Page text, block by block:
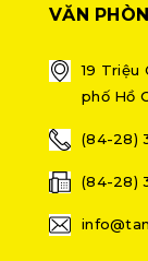
VĂN
19 Triệu
phố Hồ
(84-28)
(84-28)